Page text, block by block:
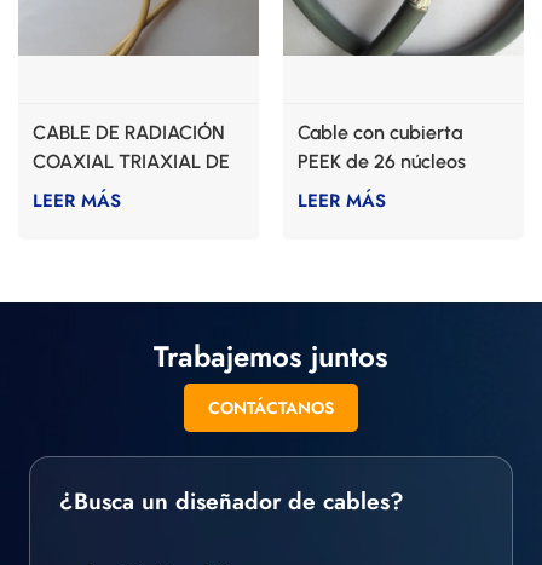
CABLE DE RADIACIÓN
COAXIAL TRIAXIAL DE
PEEK
LEER MÁS
Cable con cubierta
PEEK de 26 núcleos
LEER MÁS
Trabajemos juntos
CONTÁCTANOS
¿Busca un diseñador de cables?